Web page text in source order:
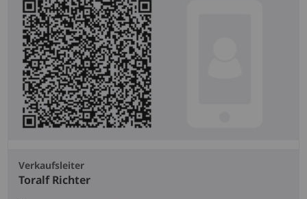
Verkaufsleiter
Toralf Richter